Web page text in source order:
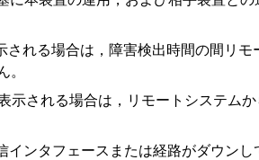
れる場合は，障害検出時間の間リモ
。
示される場合は，リモートシステム
ンタフェースまたは経路がダウンし